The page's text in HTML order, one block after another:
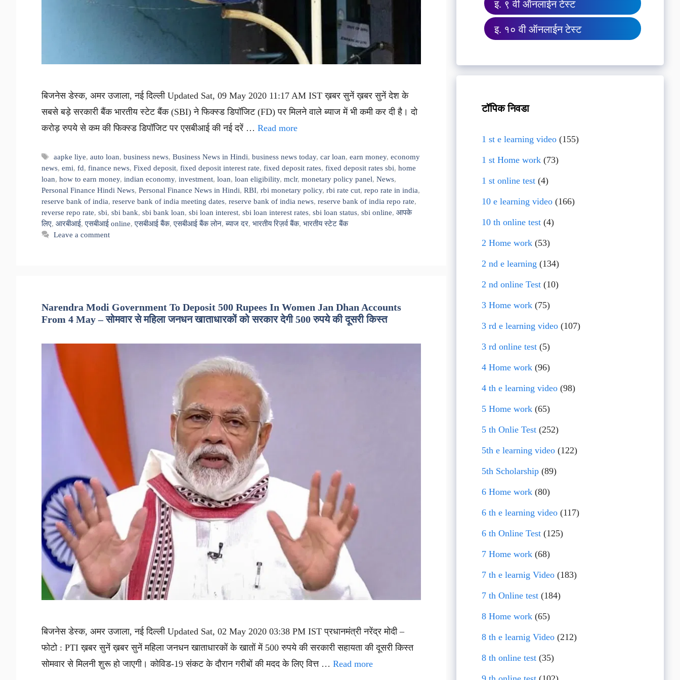
बिजनेस डेस्क, अमर उजाला, नई दिल्ली Updated Sat, 09 May 2020 11:17 AM IST ख़बर सुनें ख़बर सुनें देश के
सबसे बड़े सरकारी बैंक भारतीय स्टेट बैंक (SBI) ने फिक्स्ड डिपॉजिट (FD) पर मिलने वाले ब्याज में भी कमी कर दी है। दो
करोड़ रुपये से कम की फिक्स्ड डिपॉजिट पर एसबीआई की नई दरें … Read more
Tags
aapke liye,auto loan,business news,Business News in Hindi,business news today,car loan,earn money,economy
news, emi, fd, finance news, Fixed deposit, fixed deposit interest rate, fixed deposit rates, fixed deposit rates sbi, home
loan, how to earn money, indian economy, investment, loan, loan eligibility, mclr, monetary policy panel, News,
Personal Finance Hindi News, Personal Finance News in Hindi, RBI, rbi monetary policy, rbi rate cut, repo rate in india,
reserve bank of india, reserve bank of india meeting dates, reserve bank of india news, reserve bank of india repo rate,
reverse repo rate, sbi, sbi bank, sbi bank loan, sbi loan interest, sbi loan interest rates, sbi loan status, sbi online, आपके
लिए, आरबीआई,एसबीआई online,एसबीआई बैंक,एसबीआई बैंक लोन,ब्याज दर, भारतीय रिज़र्व बैंक, भारतीय स्टेट बैंक
Leave a comment
Narendra Modi Government To Deposit 500 Rupees In Women Jan Dhan Accounts
From 4 May – सोमवार से महिला जनधन खाताधारकों को सरकार देगी 500 रुपये की दूसरी किस्त
बिजनेस डेस्क, अमर उजाला, नई दिल्ली Updated Sat, 02 May 2020 03:38 PM IST प्रधानमंत्री नरेंद्र मोदी –
फोटो : PTI ख़बर सुनें ख़बर सुनें महिला जनधन खाताधारकों के खातों में 500 रुपये की सरकारी सहायता की दूसरी किस्त
सोमवार से मिलनी शुरू हो जाएगी। कोविड-19 संकट के दौरान गरीबों की मदद के लिए वित्त … Read more
इ. ९ वी ऑनलाईन टेस्ट
इ. १० वी ऑनलाईन टेस्ट
टॉपिक निवडा
1 st e learning video(155)
1 st Home work(73)
1 st online test(4)
10 e learning video(166)
10 th online test(4)
2 Home work(53)
2 nd e learning (134)
2 nd online Test(10)
3 Home work(75)
3 rd e learning video(107)
3 rd online test(5)
4 Home work(96)
4 th e learning video(98)
5 Home work(65)
5 th Onlie Test(252)
5th e learning video(122)
5th Scholarship(89)
6 Home work(80)
6 th e learning video(117)
6 th Online Test(125)
7 Home work(68)
7 th e learnig Video(183)
7 th Online test(184)
8 Home work(65)
8 th e learnig Video(212)
8 th online test(35)